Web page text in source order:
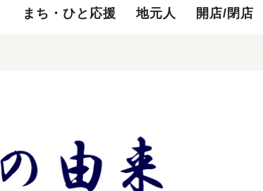
まち・ひと応援 地元人 開店/閉店